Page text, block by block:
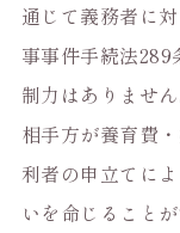
通じて義務者に
事事件手続法
制力はありません
相手方が養育費
利者の申立てに
いを命じること